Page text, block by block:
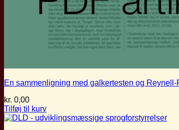
En sammenligning med galkertesten og
kr. 0,00
Tilføj til kurv